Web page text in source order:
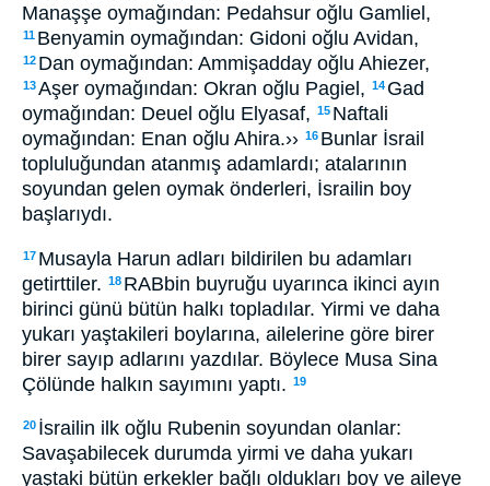
Manaşşe oymağından: Pedahsur oğlu Gamliel,
11 Benyamin oymağından: Gidoni oğlu Avidan,
12 Dan oymağından: Ammişadday oğlu Ahiezer,
13Aşer oymağından: Okran oğlu Pagiel, 14 Gad
oymağından: Deuel oğlu Elyasaf, 15 Naftali
oymağından: Enan oğlu Ahira.›› 16 Bunlar İsrail
topluluğundan atanmış adamlardı; atalarının
soyundan gelen oymak önderleri, İsrailin boy
başlarıydı.
17 Musayla Harun adları bildirilen bu adamları
getirttiler. 18 RABbin buyruğu uyarınca ikinci ayın
birinci günü bütün halkı topladılar. Yirmi ve daha
yukarı yaştakileri boylarına, ailelerine göre birer
birer sayıp adlarını yazdılar. Böylece Musa Sina
Çölünde halkın sayımını yaptı. 19
20 İsrailin ilk oğlu Rubenin soyundan olanlar:
Savaşabilecek durumda yirmi ve daha yukarı
yaştaki bütün erkekler bağlı oldukları boy ve aileye